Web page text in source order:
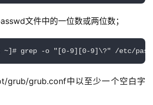
文件中的一位数或两位数；
~]# grep -o "[0-9][0-9]\?" /etc/
grub/grub.conf中以至少一个空白字